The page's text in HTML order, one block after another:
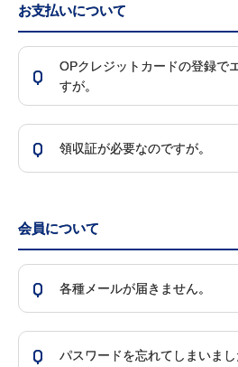
お支払いについて
Q
OPクレジットカードの登録で
すが。
Q 領収証が必要なのですが。
会員について
Q 各種メールが届きません。
Q パスワードを忘れてしまいまし